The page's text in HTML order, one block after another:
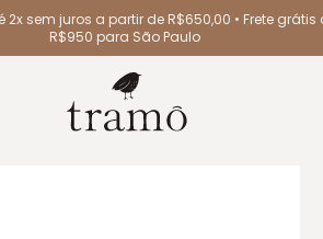
sem juros a partir de R$650,00 • Frete grátis
R$950 para São Paulo